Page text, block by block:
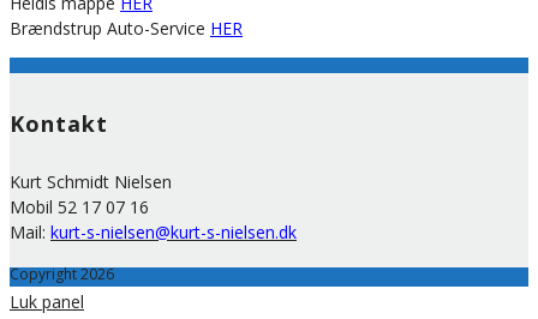
Brændstrup Auto-Service HER
Kontakt
Kurt Schmidt Nielsen
Mobil 52 17 07 16
Mail: kurt-s-nielsen@kurt-s-nielsen.dk
Copyright 2026
Luk panel